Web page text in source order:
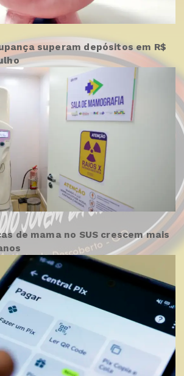
superam depósitos em R$
de mama no SUS crescem mais